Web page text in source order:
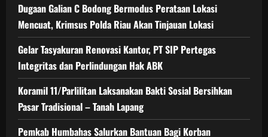
Dugaan Galian C Bodong Bermodus Perataan Lokasi
Mencuat, Krimsus Polda Riau Akan Tinjauan Lokasi
Gelar Tasyakuran Renovasi Kantor, PT SIP Pertegas
Integritas dan Perlindungan Hak ABK
Koramil 11/Parlilitan Laksanakan Bakti Sosial Bersihkan
Pasar Tradisional – Tanah Lapang
Pemkab Humbahas Salurkan Bantuan Bagi Korban